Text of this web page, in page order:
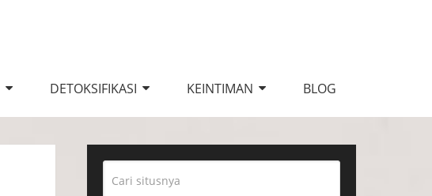
DETOKSIFIKASI KEINTIMAN BLOG